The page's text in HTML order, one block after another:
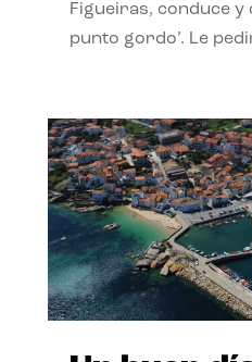
Figueiras, conduce y
punto gordo’. Le